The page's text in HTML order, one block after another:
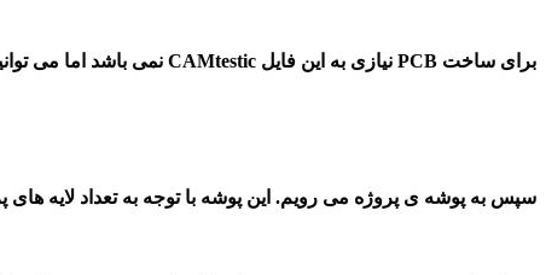
برای ساخت PCB نیازی به این فایل CAMtestic نمی باشد اما می توانید آن را ذخیره کنید.
سپس به پوشه ی پروژه می رویم. این پوشه با توجه به تعداد لایه